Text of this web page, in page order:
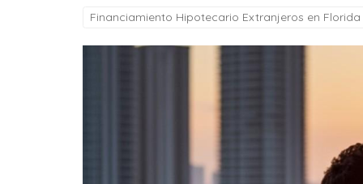
Financiamiento Hipotecario Extranjeros en Florida